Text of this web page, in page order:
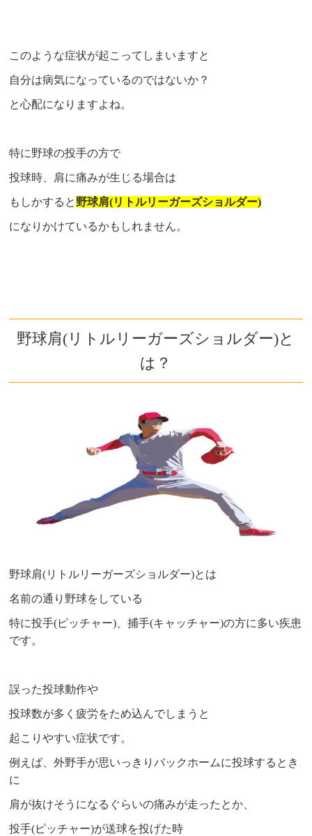
このような症状が起こってしまいますと
自分は病気になっているのではないか？
と心配になりますよね。
特に野球の投手の方で
投球時、肩に痛みが生じる場合は
もしかすると 野球肩(リトルリーガーズショルダー)
になりかけているかもしれません。
野球肩(リトルリーガーズショルダー)と
は？
野球肩(リトルリーガーズショルダー)とは
名前の通り野球をしている
特に投手(ピッチャー)、捕手(キャッチャー)の方に多い疾患
です。
誤った投球動作や
投球数が多く疲労をため込んでしまうと
起こりやすい症状です。
例えば、外野手が思いっきりバックホームに投球するとき
に
肩が抜けそうになるぐらいの痛みが走ったとか、
投手(ピッチャー)が送球を投げた時